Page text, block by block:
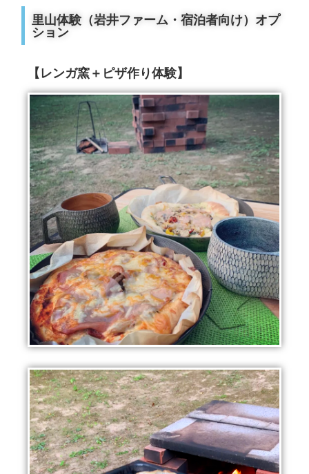
里山体験（岩井ファーム・宿泊者向け）オプ
ション
【レンガ窯＋ピザ作り体験】